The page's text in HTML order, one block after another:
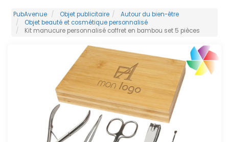
PubAvenue Objet publicitaire
Autour du bien-être
Objet beauté et cosmétique personnalisé
Kit manucure personnalisé coffret en bambou set 5 pièces